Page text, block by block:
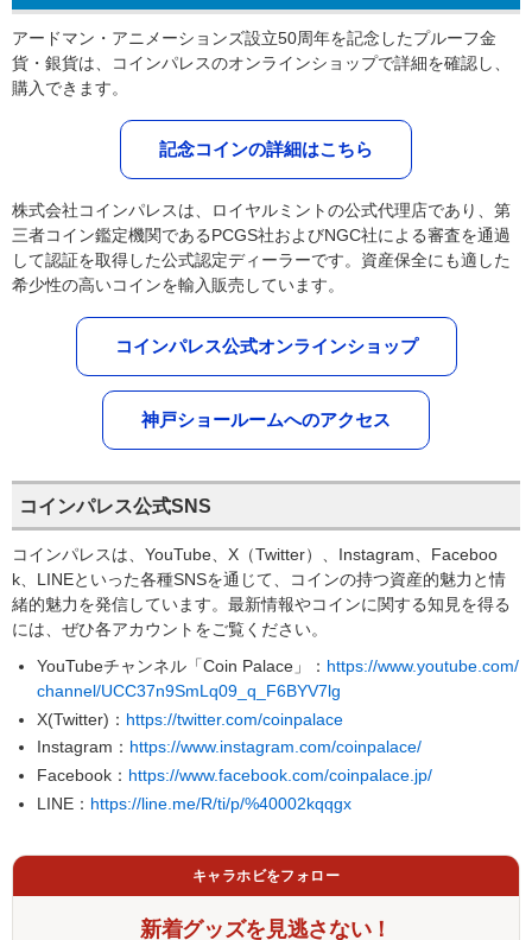
アードマン・アニメーションズ設立50周年を記念したプルーフ金
貨・銀貨は、コインパレスのオンラインショップで詳細を確認し、
購入できます。
記念コインの詳細はこちら
株式会社コインパレスは、ロイヤルミントの公式代理店であり、第
三者コイン鑑定機関であるPCGS社およびNGC社による審査を通過
して認証を取得した公式認定ディーラーです。資産保全にも適した
希少性の高いコインを輸入販売しています。
コインパレス公式オンラインショップ
神戸ショールームへのアクセス
コインパレス公式SNS
コインパレスは、YouTube、X（Twitter）、Instagram、Faceboo
k、LINEといった各種SNSを通じて、コインの持つ資産的魅力と情
緒的魅力を発信しています。最新情報やコインに関する知見を得る
には、ぜひ各アカウントをご覧ください。
YouTubeチャンネル「Coin Palace」： https://www.youtube.com/
channel/UCC37n9SmLq09_q_F6BYV7lg
X(Twitter)： https://twitter.com/coinpalace
Instagram： https://www.instagram.com/coinpalace/
Facebook： https://www.facebook.com/coinpalace.jp/
LINE： https://line.me/R/ti/p/%40002kqqgx
キャラホビをフォロー
新着グッズを見逃さない！